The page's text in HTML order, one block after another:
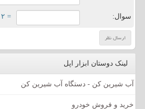
سوال: = ۲ بعلاوه ۳
لینک دوستان ابزار اپل
آب شیرین کن - دستگاه آب شیرین کن
خرید و فروش خودرو